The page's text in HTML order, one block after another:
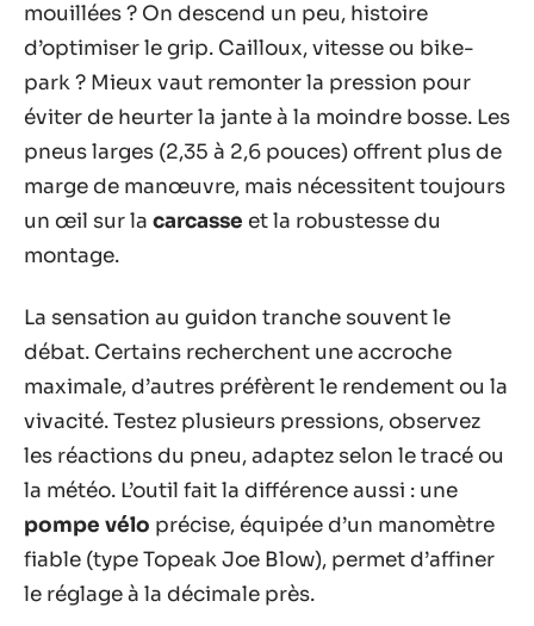
mouillées ? On descend un peu, histoire
d’optimiser le grip. Cailloux, vitesse ou bike-
park ? Mieux vaut remonter la pression pour
éviter de heurter la jante à la moindre bosse. Les
pneus larges (2,35 à 2,6 pouces) offrent plus de
marge de manœuvre, mais nécessitent toujours
un œil sur la carcasse et la robustesse du
montage.
La sensation au guidon tranche souvent le
débat. Certains recherchent une accroche
maximale, d’autres préfèrent le rendement ou la
vivacité. Testez plusieurs pressions, observez
les réactions du pneu, adaptez selon le tracé ou
la météo. L’outil fait la différence aussi : une
pompe vélo précise, équipée d’un manomètre
fiable (type Topeak Joe Blow), permet d’affiner
le réglage à la décimale près.